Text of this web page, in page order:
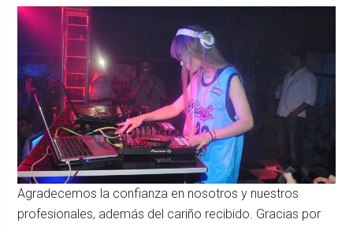
Agradecemos la confianza en nosotros y nuestros
profesionales, además del cariño recibido. Gracias por